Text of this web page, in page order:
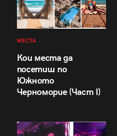
МЕСТА
Кои места да
посетиш по
Южното
Черноморие (Част I)